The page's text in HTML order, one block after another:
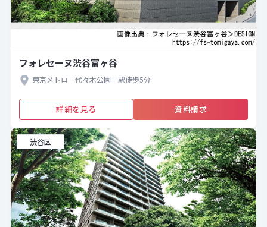
フォレセーヌ渋谷富ヶ谷
東京メトロ「代々木公園」駅徒歩5分
詳細を見る 資料請求
渋谷区